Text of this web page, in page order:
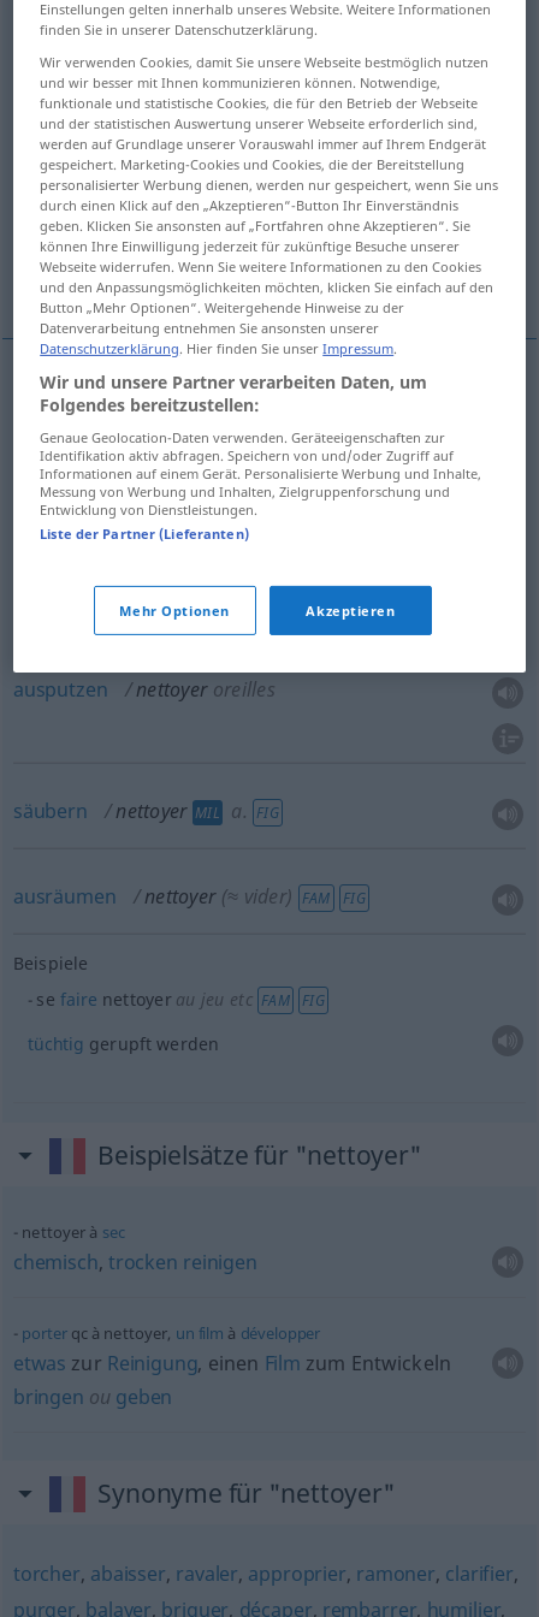
Übersicht aller Übersetzungen
(Für mehr Details die Übersetzung anklicken/antippen)
reinigen, säubern, sauber machen, putzen,
ausmisten
säubern ausräumen ausputzen
Weitere Beispiele...
reinigen nettoyer
säubern nettoyer
sauber machen nettoyer
ausmisten nettoyerétable
ausputzen nettoyer oreilles
säubern nettoyer MIL a. FIG
ausräumen nettoyer (≈ vider) FAM FIG
Beispiele
sefaire nettoyer au jeu etc FAM FIG
tüchtig gerupft werden
Beispielsätze für "nettoyer"
nettoyer à sec
chemisch, trocken reinigen
porterqcà nettoyer, un film à développer
etwas zur Reinigung, einen Film zum Entwickeln
bringen ou geben
Synonyme für "nettoyer"
torcher, abaisser, ravaler, approprier, ramoner, clarifier,
purger, balayer, briquer, décaper, rembarrer, humilier,
Einstellungen gelten innerhalb unseres Website. Weitere Informationen
finden Sie in unserer Datenschutzerklärung.
Wir verwenden Cookies, damit Sie unsere Webseite bestmöglich nutzen
und wir besser mit Ihnen kommunizieren können. Notwendige,
funktionale und statistische Cookies, die für den Betrieb der Webseite
und der statistischen Auswertung unserer Webseite erforderlich sind,
werden auf Grundlage unserer Vorauswahl immer auf Ihrem Endgerät
gespeichert. Marketing-Cookies und Cookies, die der Bereitstellung
personalisierter Werbung dienen, werden nur gespeichert, wenn Sie uns
durch einen Klick auf den „Akzeptieren“-Button Ihr Einverständnis
geben. Klicken Sie ansonsten auf „Fortfahren ohne Akzeptieren“. Sie
können Ihre Einwilligung jederzeit für zukünftige Besuche unserer
Webseite widerrufen. Wenn Sie weitere Informationen zu den Cookies
und den Anpassungsmöglichkeiten möchten, klicken Sie einfach auf den
Button „Mehr Optionen“. Weitergehende Hinweise zu der
Datenverarbeitung entnehmen Sie ansonsten unserer
Datenschutzerklärung. Hier finden Sie unserImpressum.
Wir und unsere Partner verarbeiten Daten, um
Folgendes bereitzustellen:
Genaue Geolocation-Daten verwenden. Geräteeigenschaften zur
Identifikation aktiv abfragen. Speichern von und/oder Zugriff auf
Informationen auf einem Gerät. Personalisierte Werbung und Inhalte,
Messung von Werbung und Inhalten, Zielgruppenforschung und
Entwicklung von Dienstleistungen.
Liste der Partner (Lieferanten)
Mehr Optionen Akzeptieren